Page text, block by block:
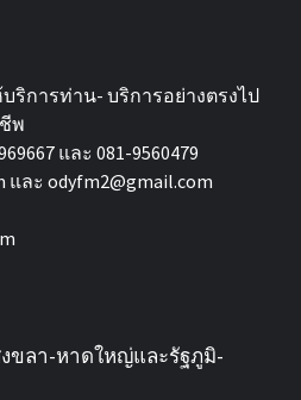
ริการท่าน- บริการอย่างตรงไป
พ
และ 081-9560479
และ odyfm2@gmail.com
ขลา-หาดใหญ่และรัฐภูมิ-